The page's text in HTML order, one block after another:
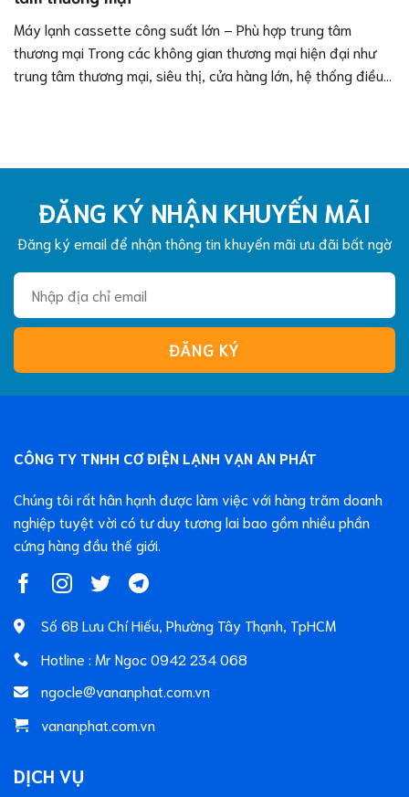
Máy lạnh cassette công suất lớn – Phù hợp trung tâm
thương mại Trong các không gian thương mại hiện đại như
trung tâm thương mại, siêu thị, cửa hàng lớn, hệ thống điều
hàng hiểu rõ hơn về lựa chọn hệ thống lạnh phù hợp. Máy
được lắp âm trong [...]
ĐĂNG KÝ NHẬN KHUYẾN MÃI
Đăng ký email để nhận thông tin khuyến mãi ưu đãi bất ngờ
CÔNG TY TNHH CƠ ĐIỆN LẠNH VẠN AN PHÁT
Chúng tôi rất hân hạnh được làm việc với hàng trăm doanh
nghiệp tuyệt vời có tư duy tương lai bao gồm nhiều phần
cứng hàng đầu thế giới.
Số 6B Lưu Chí Hiếu, Phường Tây Thạnh, TpHCM
Hotline : Mr Ngoc 0942 234 068
ngocle@vananphat.com.vn
vananphat.com.vn
DỊCH VỤ